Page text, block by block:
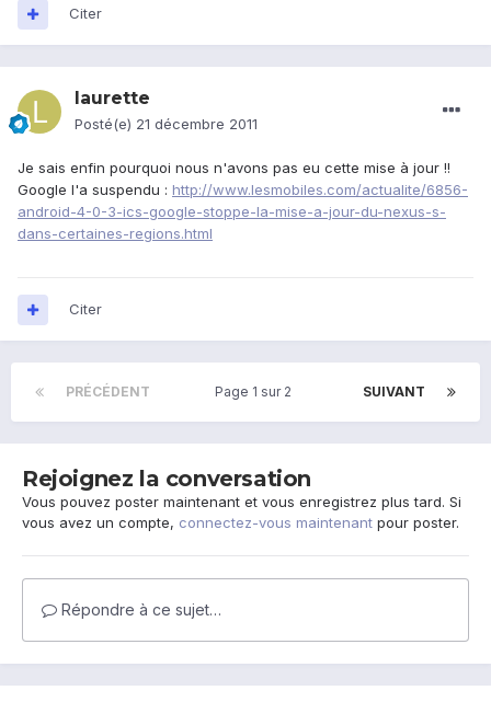
Citer
laurette
Posté(e) 21 décembre 2011
Je sais enfin pourquoi nous n'avons pas eu cette mise à jour !!
Google l'a suspendu : http://www.lesmobiles.com/actualite/6856-
android-4-0-3-ics-google-stoppe-la-mise-a-jour-du-nexus-s-
dans-certaines-regions.html
Citer
PRÉCÉDENT SUIVANT
Page 1 sur 2
Rejoignez la conversation
Vous pouvez poster maintenant et vous enregistrez plus tard. Si
vous avez un compte, connectez-vous maintenant pour poster.
Répondre à ce sujet…